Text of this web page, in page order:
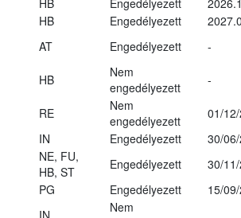
HB Engedélyezett
HB Engedélyezett
AT Engedélyezett -
HB
Nem
engedélyezett
-
RE
Nem
engedélyezett
01/
IN Engedélyezett
30/
NE, FU,
HB, ST
Engedélyezett
30/
PG Engedélyezett
15/
Nem